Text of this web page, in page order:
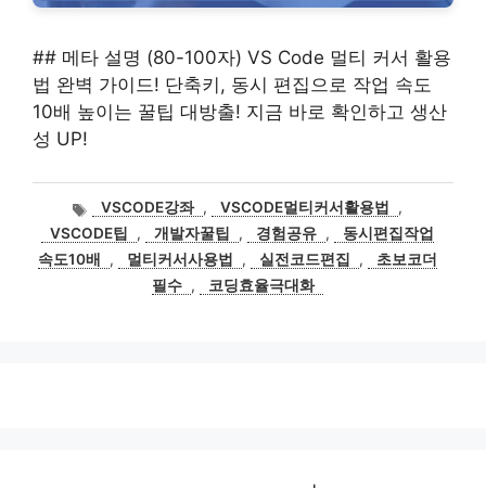
## 메타 설명 (80-100자) VS Code 멀티 커서 활용
법 완벽 가이드! 단축키, 동시 편집으로 작업 속도
10배 높이는 꿀팁 대방출! 지금 바로 확인하고 생산
성 UP!
태
그
VSCODE강좌 , VSCODE멀티커서활용법
,
VSCODE팁
, 개발자꿀팁 , 경험공유 ,
동시편집작업
속도10배
, 멀티커서사용법 , 실전코드편집 ,
초보코더
필수 , 코딩효율극대화